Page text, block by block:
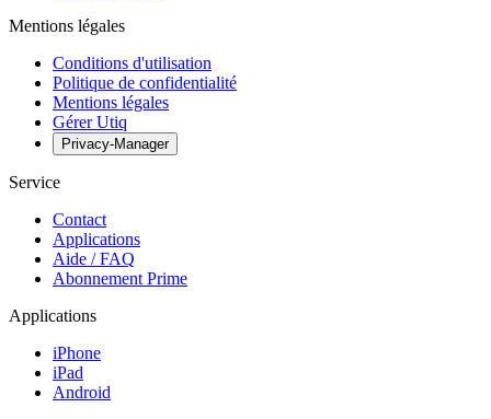
Mentions légales
Conditions d'utilisation
Politique de confidentialité
Mentions légales
Gérer Utiq
Privacy-Manager
Service
Contact
Applications
Aide / FAQ
Abonnement Prime
Applications
iPhone
iPad
Android